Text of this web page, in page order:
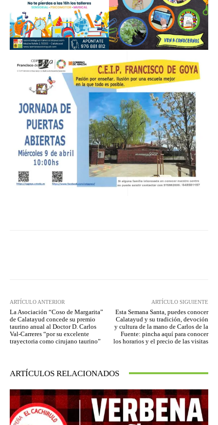
ARTÍCULO ANTERIOR
La Asociación “Coso de Margarita”
de Calatayud concede su premio
taurino anual al Doctor D. Carlos
Val-Carreres “por su excelente
trayectoria como cirujano taurino”
ARTÍCULO SIGUIENTE
Esta Semana Santa, puedes conocer
Calatayud y su tradición, devoción
y cultura de la mano de Carlos de la
Fuente: pincha aquí para conocer
los horarios y el precio de las visitas
ARTÍCULOS RELACIONADOS